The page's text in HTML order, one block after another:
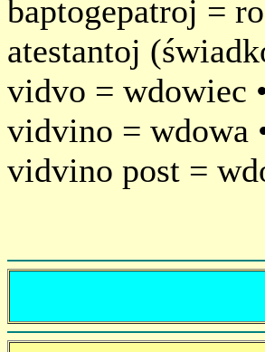
baptogepatroj =
atestantoj
vidvo = wdowiec
vidvino = wdowa
vidvino post =